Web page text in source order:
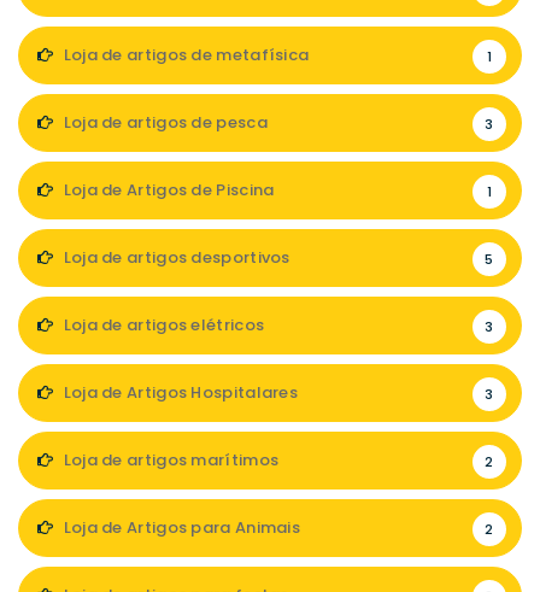
Loja de artigos de metafísica 1
Loja de artigos de pesca 3
Loja de Artigos de Piscina 1
Loja de artigos desportivos 5
Loja de artigos elétricos 3
Loja de Artigos Hospitalares 3
Loja de artigos marítimos 2
Loja de Artigos para Animais 2